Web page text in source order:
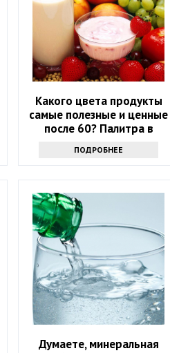
Какого цвета продукты
самые полезные и ценные
после 60? Палитра в
ПОДРОБНЕЕ
Думаете, минеральная